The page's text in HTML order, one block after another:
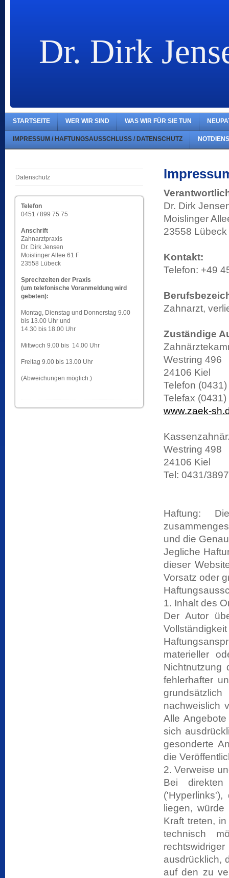
Dr. Dirk
STARTSEITE WER WIR SIND WAS WIR FÜR SIE TUN
IMPRESSUM / HAFTUNGSAUSSCHLUSS / DATENSCHUTZ
Datenschutz
Telefon
0451 / 899 75 75
Anschrift
Zahnarztpraxis
Dr. Dirk Jensen
Moislinger Allee 61 F
23558 Lübeck
Sprechzeiten der Praxis
(um telefonische Voranmeldung wird
gebeten):
Montag, Dienstag und Donnerstag 9.00
bis 13.00 Uhr und
14.30 bis 18.00 Uhr
Mittwoch 9.00 bis 14.00 Uhr
Freitag 9.00 bis 13.00 Uhr
(Abweichungen möglich.)
Dr. Dirk
Moislinger
23558 Lübeck
Kontakt:
Telefon: +49
Zahnarzt,
Zuständige
Westring 496
24106 Kiel
Telefon
Telefax
www.zaek-
Westring 498
24106 Kiel
Tel: 0431/
Haftung:
und die
Jegliche
dieser
Vorsatz oder
1. Inhalt des
Der Autor
materieller
Nichtnutzung
fehlerhafter
nachweislich
Alle
sich
gesonderte
die
2. Verweise
Bei
liegen,
Kraft treten,
technisch
ausdrücklich,
auf den zu